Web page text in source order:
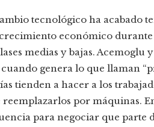
tecnológico ha acabado
económico
medias y bajas. Acemoglu
genera lo que llaman
tienden a hacer a los
por máquinas.
para negociar que parte